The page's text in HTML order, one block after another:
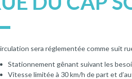
sera réglementée comme suit
Stationnement gênant suivant les
Vitesse limitée à 30 km/h de part et